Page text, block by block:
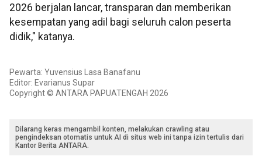
2026 berjalan lancar, transparan dan memberikan
kesempatan yang adil bagi seluruh calon peserta
didik," katanya.
Pewarta: Yuvensius Lasa Banafanu
Editor: Evarianus Supar
Copyright © ANTARA PAPUATENGAH 2026
Dilarang keras mengambil konten, melakukan crawling atau
pengindeksan otomatis untuk AI di situs web ini tanpa izin tertulis dari
Kantor Berita ANTARA.